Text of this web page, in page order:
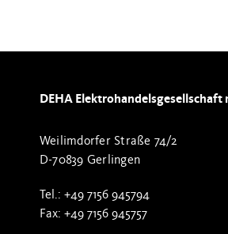
DEHA Elektrohandelsgesellschaft
Weilimdorfer Straße 74/2
D-70839 Gerlingen
Tel.: +49 7156 945794
Fax: +49 7156 945757